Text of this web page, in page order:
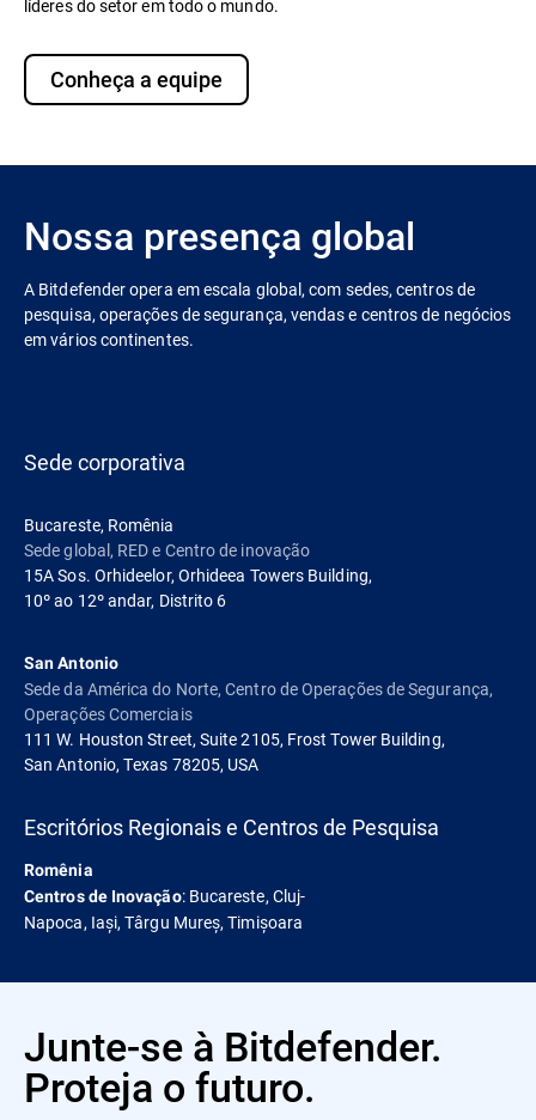
líderes do setor em todo o mundo.
Conheça a equipe
Nossa presença global
A Bitdefender opera em escala global, com sedes, centros de
pesquisa, operações de segurança, vendas e centros de negócios
em vários continentes.
Sede corporativa
Bucareste, Romênia
Sede global, RED e Centro de inovação
15A Sos. Orhideelor, Orhideea Towers Building,
10º ao 12º andar, Distrito 6
San Antonio
Sede da América do Norte, Centro de Operações de Segurança,
Operações Comerciais
111 W. Houston Street, Suite 2105, Frost Tower Building,
San Antonio, Texas 78205, USA
Escritórios Regionais e Centros de Pesquisa
Romênia
Centros de Inovação: Bucareste, Cluj-
Napoca, Iași, Târgu Mureș, Timișoara
Junte-se à Bitdefender.
Proteja o futuro.